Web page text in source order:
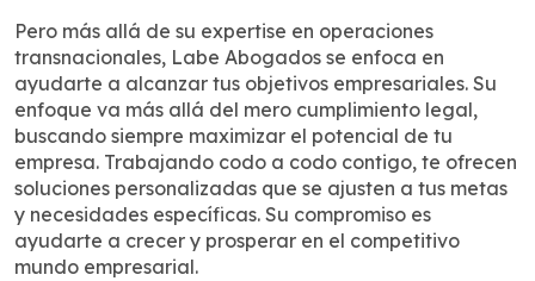
Pero más allá de su expertise en operaciones
transnacionales, Labe Abogados se enfoca en
ayudarte a alcanzar tus objetivos empresariales. Su
enfoque va más allá del mero cumplimiento legal,
buscando siempre maximizar el potencial de tu
empresa. Trabajando codo a codo contigo, te ofrecen
soluciones personalizadas que se ajusten a tus metas
y necesidades específicas. Su compromiso es
ayudarte a crecer y prosperar en el competitivo
mundo empresarial.